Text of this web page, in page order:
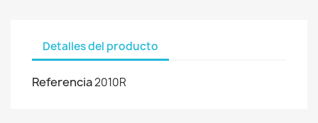
Detalles del producto
Referencia2010R